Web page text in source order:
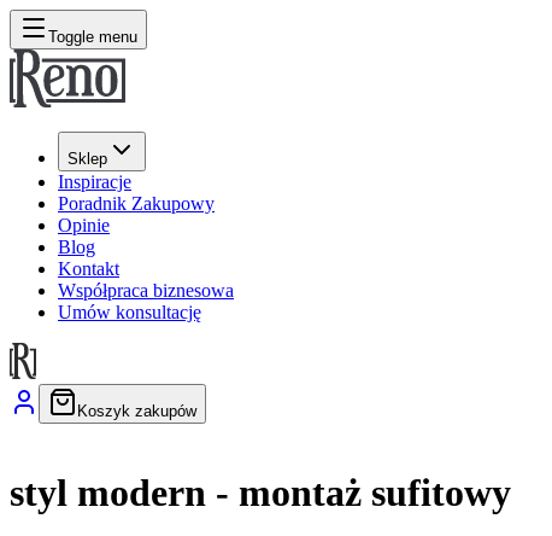
Toggle menu
Sklep
Inspiracje
Poradnik Zakupowy
Opinie
Blog
Kontakt
Współpraca biznesowa
Umów konsultację
Koszyk zakupów
styl modern - montaż sufitowy